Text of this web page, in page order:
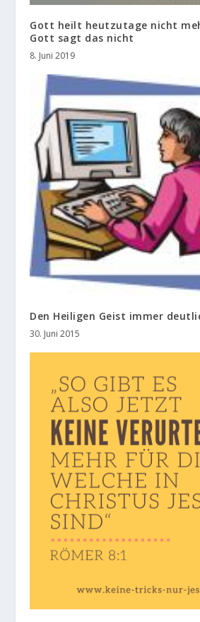
Gott heilt heutzutage nicht
Gott sagt das nicht
8. Juni 2019
Den Heiligen Geist immer
30. Juni 2015